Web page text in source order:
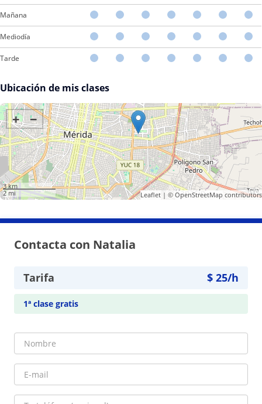
Mañana
Mediodía
Tarde
Ubicación de mis clases
+ −
3 km
2 mi
Leaflet| © OpenStreetMap contributors
Contacta con Natalia
Tarifa $ 25/h
1ª clase gratis